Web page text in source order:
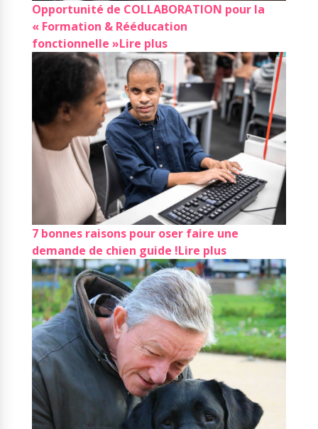
Opportunité de COLLABORATION pour la
« Formation & Rééducation
fonctionnelle »Lire plus
7 bonnes raisons pour oser faire une
demande de chien guide !Lire plus